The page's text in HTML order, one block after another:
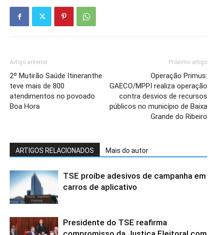
Artigo anterior
2º Mutirão Saúde Itineranthe
teve mais de 800
atendimentos no povoado
Boa Hora
Próximo artigo
Operação Primus:
GAECO/MPPI realiza operação
contra desvios de recursos
públicos no município de Baixa
Grande do Ribeiro
ARTIGOS RELACIONADOS Mais do autor
TSE proíbe adesivos de campanha em
carros de aplicativo
Presidente do TSE reafirma